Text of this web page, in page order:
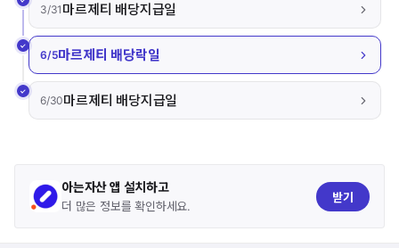
3/31 마르제티 배당지급일
6/5마르제티 배당락일
6/30마르제티 배당지급일
아는자산 앱 설치하고
더 많은 정보를 확인하세요.
받기